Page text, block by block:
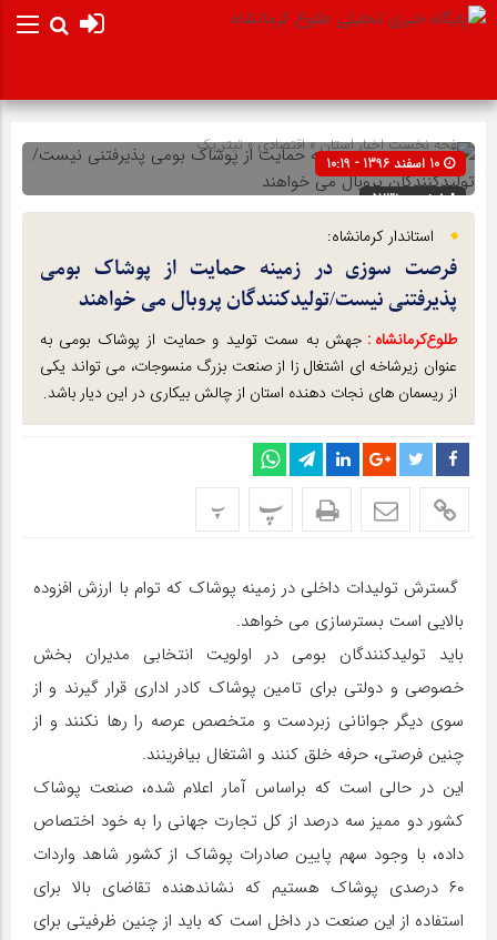
صفحه نخستاخبار استان»اقتصادی»تیتر یک
شناسه : 5731
استاندار کرمانشاه:
فرصت سوزی در زمینه حمایت از پوشاک بومی
پذیرفتنی نیست/تولیدکنندگان پروبال می خواهند
طلوع‌‌کرمانشاه : جهش به سمت تولید و حمایت از پوشاک بومی به
عنوان زیرشاخه ای اشتغال زا از صنعت بزرگ منسوجات، می تواند یکی
از ریسمان های نجات دهنده استان از چالش بیکاری در این دیار باشد.
پ پ
گسترش تولیدات داخلی در زمینه پوشاک که توام با ارزش افزوده
بالایی است بسترسازی می خواهد.
باید تولیدکنندگان بومی در اولویت انتخابی مدیران بخش
خصوصی و دولتی برای تامین پوشاک کادر اداری قرار گیرند و از
سوی دیگر جوانانی زبردست و متخصص عرصه را رها نکنند و از
چنین فرصتی، حرفه خلق کنند و اشتغال بیافرینند.
این در حالی است که براساس آمار اعلام شده، صنعت پوشاک
کشور دو ممیز سه درصد از کل تجارت جهانی را به خود اختصاص
داده، با وجود سهم پایین صادرات پوشاک از کشور شاهد واردات
۶۰ درصدی پوشاک هستیم که نشاندهنده تقاضای بالا برای
استفاده از این صنعت در داخل است که باید از چنین ظرفیتی برای